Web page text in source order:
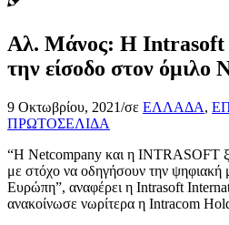
Αλ. Μάνος: Η Intrasoft
την είσοδο στον όμιλο
9 Οκτωβρίου, 2021/σε ΕΛΛΑΔΑ,
ΠΡΩΤΟΣΕΛΙΔΑ
“H Netcompany και η INTRASOFT
με στόχο να οδηγήσουν την ψηφιακή
Ευρώπη”, αναφέρει η Intrasoft
ανακοίνωσε νωρίτερα η Intracom